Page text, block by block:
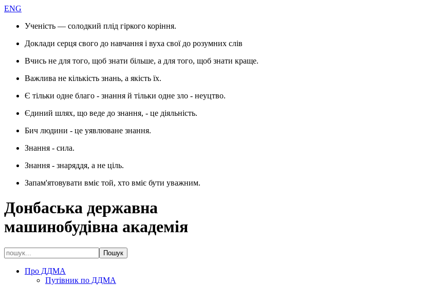
ENG
Ученість — солодкий плід гіркого коріння.
Доклади серця свого до навчання і вуха свої до розумних слів
Вчись не для того, щоб знати більше, а для того, щоб знати краще.
Важлива не кількість знань, а якість їх.
Є тільки одне благо - знання й тільки одне зло - неуцтво.
Єдиний шлях, що веде до знання, - це діяльність.
Бич людини - це уявлюване знання.
Знання - сила.
Знання - знаряддя, а не ціль.
Запам'ятовувати вміє той, хто вміє бути уважним.
Донбаська державна
машинобудівна академія
Про ДДМА
Путівник по ДДМА